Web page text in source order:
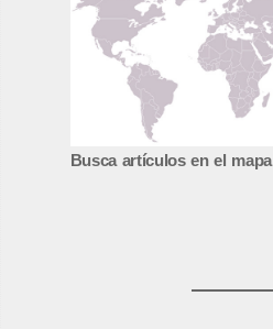
Busca artículos en el mapa